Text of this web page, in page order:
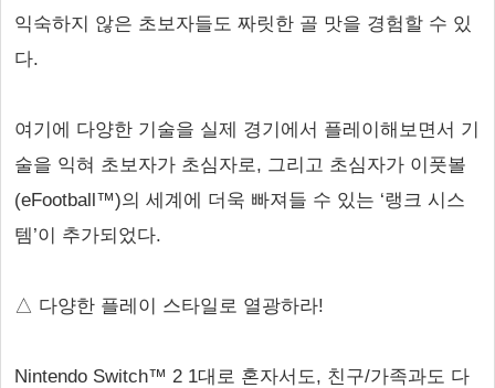
익숙하지 않은 초보자들도 짜릿한 골 맛을 경험할 수 있
다.
여기에 다양한 기술을 실제 경기에서 플레이해보면서 기
술을 익혀 초보자가 초심자로, 그리고 초심자가 이풋볼
(eFootball™)의 세계에 더욱 빠져들 수 있는 ‘랭크 시스
템’이 추가되었다.
△ 다양한 플레이 스타일로 열광하라!
Nintendo Switch™ 2 1대로 혼자서도, 친구/가족과도 다